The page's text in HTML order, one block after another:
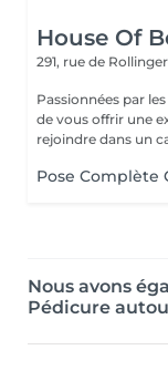
House Of
291, rue de
Passionnées par
de vous offrir une
rejoindre dans un
Pose Complète
Nous avons
Pédicure